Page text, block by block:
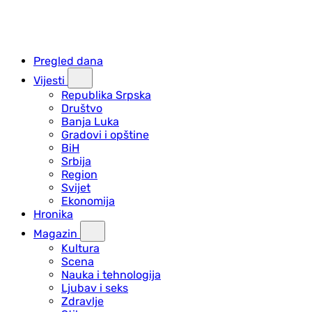
Pregled dana
Vijesti
Republika Srpska
Društvo
Banja Luka
Gradovi i opštine
BiH
Srbija
Region
Svijet
Ekonomija
Hronika
Magazin
Kultura
Scena
Nauka i tehnologija
Ljubav i seks
Zdravlje